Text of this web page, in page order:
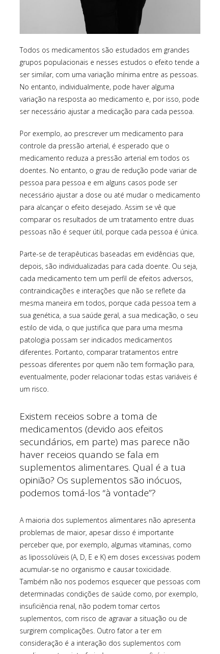
Todos os medicamentos são estudados em grandes
grupos populacionais e nesses estudos o efeito tende a
ser similar, com uma variação mínima entre as pessoas.
No entanto, individualmente, pode haver alguma
variação na resposta ao medicamento e, por isso, pode
ser necessário ajustar a medicação para cada pessoa.
Por exemplo, ao prescrever um medicamento para
controle da pressão arterial, é esperado que o
medicamento reduza a pressão arterial em todos os
doentes. No entanto, o grau de redução pode variar de
pessoa para pessoa e em alguns casos pode ser
necessário ajustar a dose ou até mudar o medicamento
para alcançar o efeito desejado. Assim se vê que
comparar os resultados de um tratamento entre duas
pessoas não é sequer útil, porque cada pessoa é única.
Parte-se de terapêuticas baseadas em evidências que,
depois, são individualizadas para cada doente. Ou seja,
cada medicamento tem um perfil de efeitos adversos,
contraindicações e interações que não se reflete da
mesma maneira em todos, porque cada pessoa tem a
sua genética, a sua saúde geral, a sua medicação, o seu
estilo de vida, o que justifica que para uma mesma
patologia possam ser indicados medicamentos
diferentes. Portanto, comparar tratamentos entre
pessoas diferentes por quem não tem formação para,
eventualmente, poder relacionar todas estas variáveis é
um risco.
Existem receios sobre a toma de
medicamentos (devido aos efeitos
secundários, em parte) mas parece não
haver receios quando se fala em
suplementos alimentares. Qual é a tua
opinião? Os suplementos são inócuos,
podemos tomá-los “à vontade”?
A maioria dos suplementos alimentares não apresenta
problemas de maior, apesar disso é importante
perceber que, por exemplo, algumas vitaminas, como
as lipossolúveis (A, D, E e K) em doses excessivas podem
acumular-se no organismo e causar toxicidade.
Também não nos podemos esquecer que pessoas com
determinadas condições de saúde como, por exemplo,
insuficiência renal, não podem tomar certos
suplementos, com risco de agravar a situação ou de
surgirem complicações. Outro fator a ter em
consideração é a interação dos suplementos com